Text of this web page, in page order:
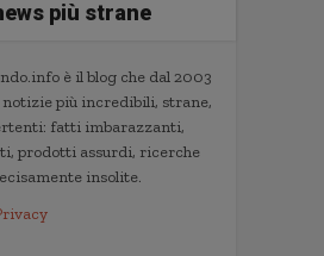
più strane
è il blog che dal 2003
più incredibili, strane,
fatti imbarazzanti,
prodotti assurdi, ricerche
insolite.